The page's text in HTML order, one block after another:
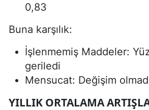
0,83
Buna karşılık:
İşlenmemiş Maddeler:
geriledi
Mensucat: Değişim
YILLIK ORTALAMA